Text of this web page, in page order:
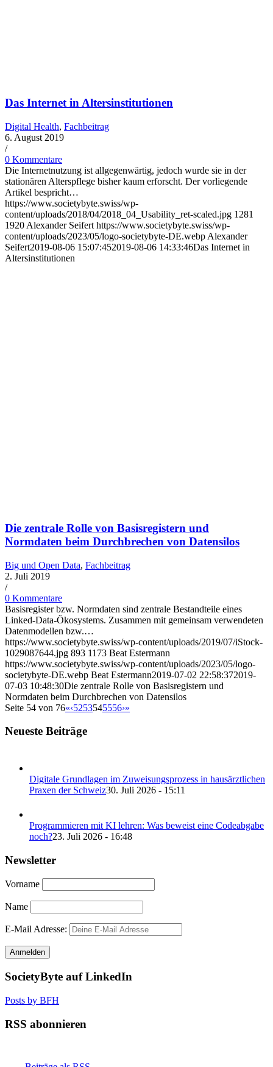
Das Internet in Altersinstitutionen
Digital Health, Fachbeitrag
6. August 2019
/
0 Kommentare
Die Internetnutzung ist allgegenwärtig, jedoch wurde sie in der
stationären Alterspflege bisher kaum erforscht. Der vorliegende
Artikel bespricht…
https://www.societybyte.swiss/wp-
content/uploads/2018/04/2018_04_Usability_ret-scaled.jpg 1281
1920 Alexander Seifert https://www.societybyte.swiss/wp-
content/uploads/2023/05/logo-societybyte-DE.webp Alexander
Seifert2019-08-06 15:07:452019-08-06 14:33:46Das Internet in
Altersinstitutionen
Die zentrale Rolle von Basisregistern und
Normdaten beim Durchbrechen von Datensilos
Big und Open Data, Fachbeitrag
2. Juli 2019
/
0 Kommentare
Basisregister bzw. Normdaten sind zentrale Bestandteile eines
Linked-Data-Ökosystems. Zusammen mit gemeinsam verwendeten
Datenmodellen bzw.…
https://www.societybyte.swiss/wp-content/uploads/2019/07/iStock-
1029087644.jpg 893 1173 Beat Estermann
https://www.societybyte.swiss/wp-content/uploads/2023/05/logo-
societybyte-DE.webp Beat Estermann2019-07-02 22:58:372019-
07-03 10:48:30Die zentrale Rolle von Basisregistern und
Normdaten beim Durchbrechen von Datensilos
Seite 54 von 76«‹5253545556›»
Neueste Beiträge
Digitale Grundlagen im Zuweisungsprozess in hausärztlichen
Praxen der Schweiz30. Juli 2026 - 15:11
Programmieren mit KI lehren: Was beweist eine Codeabgabe
noch?23. Juli 2026 - 16:48
Newsletter
Vorname
Name
E-Mail Adresse:
SocietyByte auf LinkedIn
Posts by BFH
RSS abonnieren